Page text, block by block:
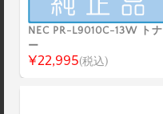
NEC PR-L9010C-13W トナ
ー
¥22,995(税込)